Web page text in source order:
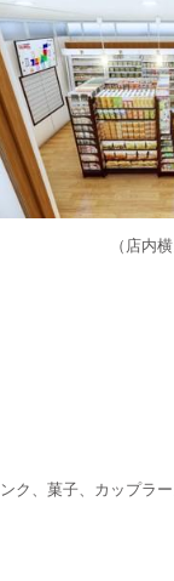
横カッ
ク、菓子、カップラ